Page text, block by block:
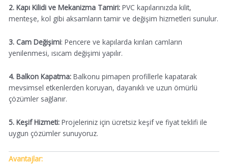
2. Kapı Kilidi ve Mekanizma Tamiri: PVC kapılarınızda kilit,
menteşe, kol gibi aksamların tamir ve değişim hizmetleri sunulur.
3. Cam Değişimi: Pencere ve kapılarda kırılan camların
yenilenmesi, ısıcam değişimi yapılır.
4. Balkon Kapatma: Balkonu pimapen profillerle kapatarak
mevsimsel etkenlerden koruyan, dayanıklı ve uzun ömürlü
çözümler sağlanır.
5. Keşif Hizmeti: Projeleriniz için ücretsiz keşif ve fiyat teklifi ile
uygun çözümler sunuyoruz.
Avantajlar: